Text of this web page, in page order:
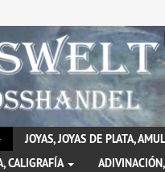
JOYAS, JOYAS DE PLATA,
CALIGRAFÍA